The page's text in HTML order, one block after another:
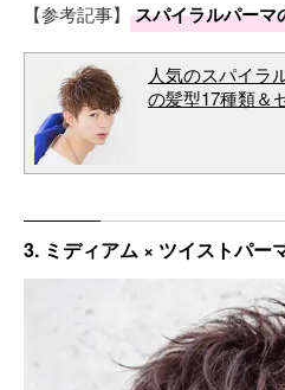
【参考記事】 スパイラルパーマ
人気のスパイラ
の髪型17種類＆
3. ミディアム × ツイストパー